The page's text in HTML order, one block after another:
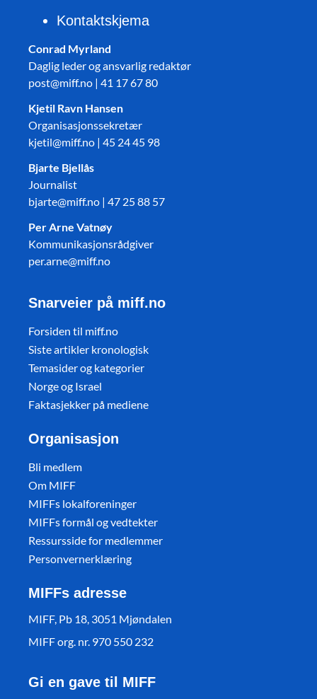
Kontaktskjema
Conrad Myrland
Daglig leder og ansvarlig redaktør
post@miff.no | 41 17 67 80
Kjetil Ravn Hansen
Organisasjonssekretær
kjetil@miff.no | 45 24 45 98
Bjarte Bjellås
Journalist
bjarte@miff.no | 47 25 88 57
Per Arne Vatnøy
Kommunikasjonsrådgiver
per.arne@miff.no
Snarveier på miff.no
Forsiden til miff.no
Siste artikler kronologisk
Temasider og kategorier
Norge og Israel
Faktasjekker på mediene
Organisasjon
Bli medlem
Om MIFF
MIFFs lokalforeninger
MIFFs formål og vedtekter
Ressursside for medlemmer
Personvernerklæring
MIFFs adresse
MIFF, Pb 18, 3051 Mjøndalen
MIFF org. nr. 970 550 232
Gi en gave til MIFF